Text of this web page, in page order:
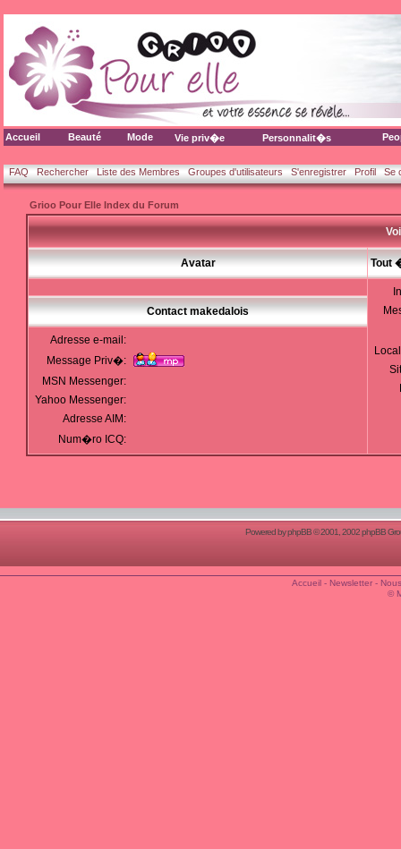
Accueil Beauté Mode Vie priv�e Personnalit�s
FAQ Rechercher Liste des Membres Groupes d'utilisateurs S'enregistrer Profil Se
Grioo Pour Elle Index du Forum
Avatar Tout
Contact makedalois
Adresse e-mail:
Message Priv�:
MSN Messenger:
Yahoo Messenger:
Adresse AIM:
Num�ro ICQ:
Powered byphpBB© 2001, 2002 phpBB
Accueil- Newsletter-
©